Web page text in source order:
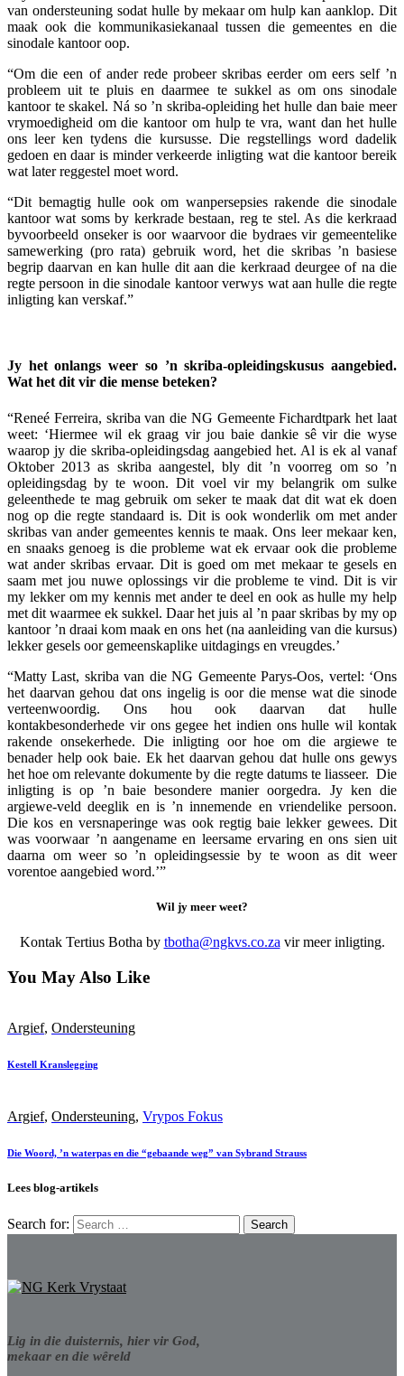
van ondersteuning sodat hulle by mekaar om hulp kan aanklop. Dit
maak ook die kommunikasiekanaal tussen die gemeentes en die
sinodale kantoor oop.
“Om die een of ander rede probeer skribas eerder om eers self ’n
probleem uit te pluis en daarmee te sukkel as om ons sinodale
kantoor te skakel. Ná so ’n skriba-opleiding het hulle dan baie meer
vrymoedigheid om die kantoor om hulp te vra, want dan het hulle
ons leer ken tydens die kursusse. Die regstellings word dadelik
gedoen en daar is minder verkeerde inligting wat die kantoor bereik
wat later reggestel moet word.
“Dit bemagtig hulle ook om wanpersepsies rakende die sinodale
kantoor wat soms by kerkrade bestaan, reg te stel. As die kerkraad
byvoorbeeld onseker is oor waarvoor die bydraes vir gemeentelike
samewerking (pro rata) gebruik word, het die skribas ’n basiese
begrip daarvan en kan hulle dit aan die kerkraad deurgee of na die
regte persoon in die sinodale kantoor verwys wat aan hulle die regte
inligting kan verskaf.”
Jy het onlangs weer so ’n skriba-opleidingskusus aangebied.
Wat het dit vir die mense beteken?
“Reneé Ferreira, skriba van die NG Gemeente Fichardtpark het laat
weet: ‘Hiermee wil ek graag vir jou baie dankie sê vir die wyse
waarop jy die skriba-opleidingsdag aangebied het. Al is ek al vanaf
Oktober 2013 as skriba aangestel, bly dit ’n voorreg om so ’n
opleidingsdag by te woon. Dit voel vir my belangrik om sulke
geleenthede te mag gebruik om seker te maak dat dit wat ek doen
nog op die regte standaard is. Dit is ook wonderlik om met ander
skribas van ander gemeentes kennis te maak. Ons leer mekaar ken,
en snaaks genoeg is die probleme wat ek ervaar ook die probleme
wat ander skribas ervaar. Dit is goed om met mekaar te gesels en
saam met jou nuwe oplossings vir die probleme te vind. Dit is vir
my lekker om my kennis met ander te deel en ook as hulle my help
met dit waarmee ek sukkel. Daar het juis al ’n paar skribas by my op
kantoor ’n draai kom maak en ons het (na aanleiding van die kursus)
lekker gesels oor gemeenskaplike uitdagings en vreugdes.’
“Matty Last, skriba van die NG Gemeente Parys-Oos, vertel: ‘Ons
het daarvan gehou dat ons ingelig is oor die mense wat die sinode
verteenwoordig. Ons hou ook daarvan dat hulle
kontakbesonderhede vir ons gegee het indien ons hulle wil kontak
rakende onsekerhede. Die inligting oor hoe om die argiewe te
benader help ook baie. Ek het daarvan gehou dat hulle ons gewys
het hoe om relevante dokumente by die regte datums te liasseer. Die
inligting is op ’n baie besondere manier oorgedra. Jy ken die
argiewe-veld deeglik en is ’n innemende en vriendelike persoon.
Die kos en versnaperinge was ook regtig baie lekker gewees. Dit
was voorwaar ’n aangename en leersame ervaring en ons sien uit
daarna om weer so ’n opleidingsessie by te woon as dit weer
vorentoe aangebied word.’”
Wil jy meer weet?
Kontak Tertius Botha by tbotha@ngkvs.co.za vir meer inligting.
You May Also Like
Argief, Ondersteuning
Kestell Kranslegging
Argief, Ondersteuning, Vrypos Fokus
Die Woord, ’n waterpas en die “gebaande weg” van Sybrand Strauss
Lees blog-artikels
Search for:
Lig in die duisternis, hier vir God,
mekaar en die wêreld